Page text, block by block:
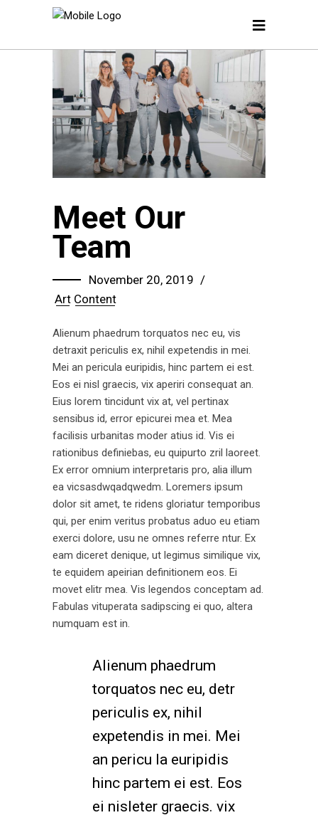
Meet Our
Team
November 20, 2019
Art Content
Alienum phaedrum torquatos nec eu, vis
detraxit periculis ex, nihil expetendis in mei.
Mei an pericula euripidis, hinc partem ei est.
Eos ei nisl graecis, vix aperiri consequat an.
Eius lorem tincidunt vix at, vel pertinax
sensibus id, error epicurei mea et. Mea
facilisis urbanitas moder atius id. Vis ei
rationibus definiebas, eu quipurto zril laoreet.
Ex error omnium interpretaris pro, alia illum
ea vicsasdwqadqwedm. Loremers ipsum
dolor sit amet, te ridens gloriatur temporibus
qui, per enim veritus probatus aduo eu etiam
exerci dolore, usu ne omnes referre ntur. Ex
eam diceret denique, ut legimus similique vix,
te equidem apeirian definitionem eos. Ei
movet elitr mea. Vis legendos conceptam ad.
Fabulas vituperata sadipscing ei quo, altera
numquam est in.
Alienum phaedrum
torquatos nec eu, detr
periculis ex, nihil
expetendis in mei. Mei
an pericu la euripidis
hinc partem ei est. Eos
ei nisleter graecis. vix